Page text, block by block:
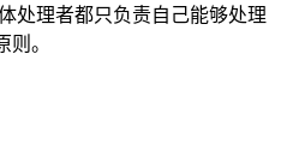
处理者都只负责自己能够处理
。